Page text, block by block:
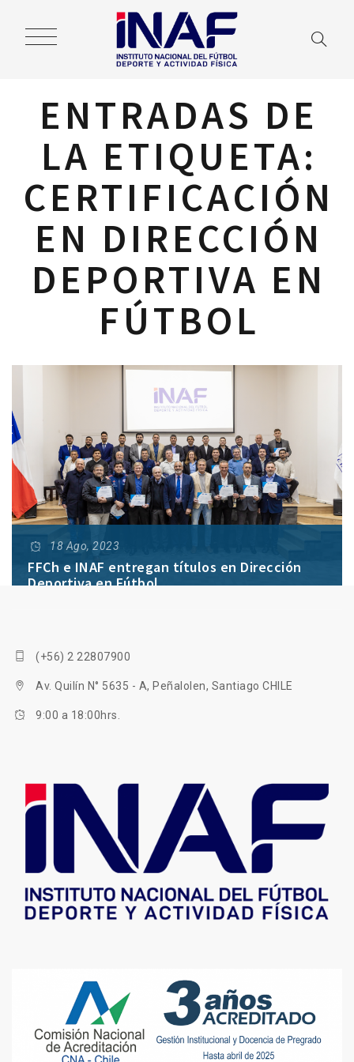
ENTRADAS DE
LA ETIQUETA:
CERTIFICACIÓN
EN DIRECCIÓN
DEPORTIVA EN
FÚTBOL
18 Ago, 2023
FFCh e INAF entregan títulos en Dirección
Deportiva en Fútbol
(+56) 2 22807900
Av. Quilín N° 5635 - A, Peñalolen, Santiago CHILE
9:00 a 18:00hrs.